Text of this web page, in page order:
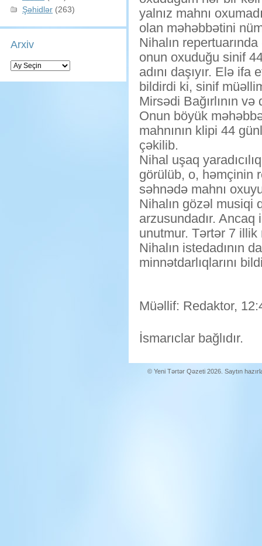
Şəhidlər (263)
Arxiv
Arxiv
yalnız mahnı
olan məhəbbətini
Nihalın
onun oxuduğu sinif
adını daşıyır. Elə ifa
bildirdi ki, sinif
Mirsədi Bağırlının
Onun böyük
mahnının klipi 44
çəkilib.
Nihal uşaq
görülüb, o, həmçinin
səhnədə mahnı
Nihalın gözəl musiqi
arzusundadır. Ancaq
unutmur. Tərtər 7
Nihalın istedadının
minnətdarlıqlarını
Müəllif: Redaktor,
İsmarıclar bağlıdır.
© Yeni Tərtər Qəzeti 2026. Saytın